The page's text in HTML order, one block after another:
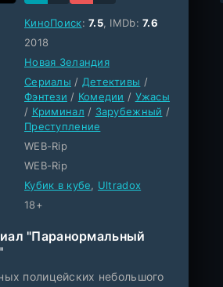
КиноПоиск:7.5, IMDb:7.6
2018
Новая Зеландия
Сериалы / Детективы /
Фэнтези / Комедии / Ужасы
/ Криминал / Зарубежный /
Преступление
WEB-Rip
WEB-Rip
Кубик в кубе, Ultradox
18+
"Паранормальный
полицейских небольшого